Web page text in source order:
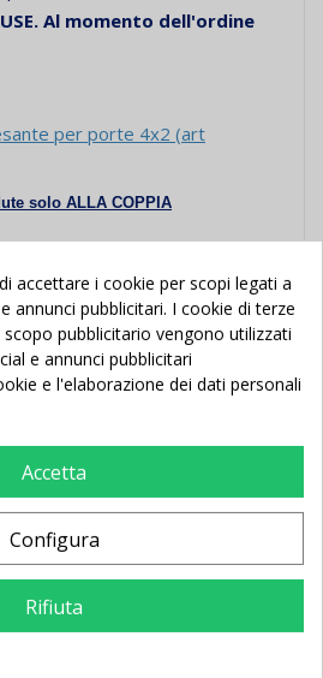
Al momento dell'ordine
per porte 4x2 (art
solo ALLA COPPIA
unaCOPPIAdi porte a
SCONTATO
al seguente
calcio mt. 4x2 in ACCIAIO
di montaggio e la scheda
"Documenti Allegati"---
Piacerti
Nuovo
accettare i cookie per scopi legati a
annunci pubblicitari. I cookie di terze
pubblicitario vengono utilizzati
e annunci pubblicitari
e l'elaborazione dei dati personali
Accetta
Configura
Rifiuta